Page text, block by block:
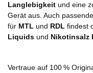
Langlebigkeit und eine
Gerät aus. Auch
für MTL und RDL findest
Liquids und Nikotinsalz
Vertraue auf 100 %